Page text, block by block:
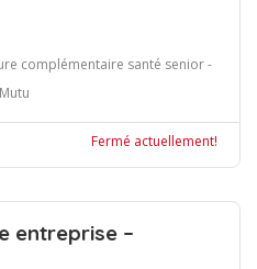
complémentaire santé senior -
Fermé actuellement!
entreprise –